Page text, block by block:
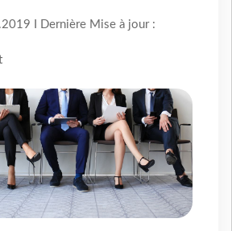
I Dernière Mise à jour :